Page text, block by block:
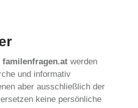
familenfragen.at werden
und informativ
aber ausschließlich der
keine persönliche